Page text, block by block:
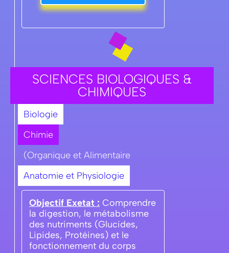
SCIENCES BIOLOGIQUES &
CHIMIQUES
Biologie
Chimie
(Organique et Alimentaire
Anatomie et Physiologie
Objectif Exetat : Comprendre
la digestion, le métabolisme
des nutriments (Glucides,
Lipides, Protéines) et le
fonctionnement du corps